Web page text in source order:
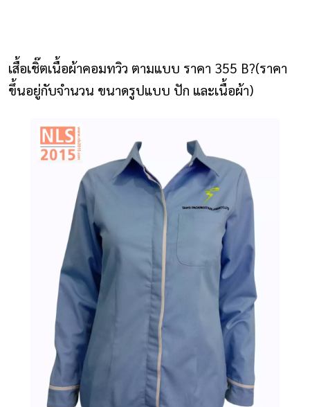
หน้าแรก
ติดต่อเรา
โปรแกรมออกแบบยูนิฟอร์ม
เสื้อแจ็คเก็ต
เสื้อยืดคอกลม
ผ้ากันเปื้อน
เสื้อเชิ๊ตเนื้อผ้าคอมทวิว ตามแบบ ราคา 355 B?(ราคา
ขึ้นอยู่กับจำนวน ขนาดรูปแบบ ปัก และเนื้อผ้า)